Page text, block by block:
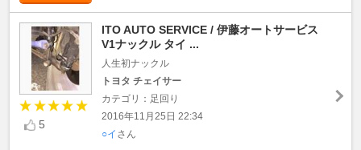
5
ITO AUTO SERVICE / 伊藤オートサービス
V1ナックル タイ ...
人生初ナックル
トヨタ チェイサー
カテゴリ：足回り
2016年11月25日 22:34
○イ さん